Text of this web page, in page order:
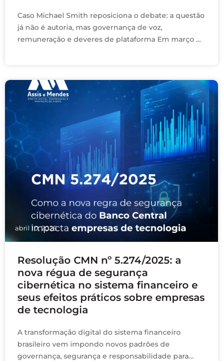
Caso Michael Smith reposiciona o debate: a questão
já não é autoria, mas governança de voz,
remuneração e deveres de plataforma Em março de
abril 10, 2026
Resolução CMN nº 5.274/2025: a
nova régua de segurança
cibernética no sistema financeiro e
seus efeitos práticos sobre empresas
de tecnologia
A transformação digital do sistema financeiro
brasileiro vem impondo novos padrões de
governança, segurança e responsabilidade para